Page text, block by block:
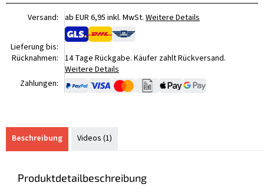
Versand: ab EUR 6,95 inkl. MwSt. Weitere Details
Lieferung bis:
Rücknahmen: 14 Tage Rückgabe. Käufer zahlt Rückversand.
Weitere Details
Zahlungen:
Beschreibung Videos (1)
Produktdetailbeschreibung